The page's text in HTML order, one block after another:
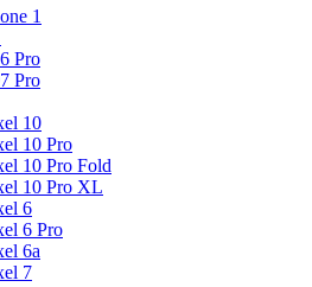
1
Pro
Pro
10
10 Pro
10 Pro Fold
10 Pro XL
6
6 Pro
6a
7